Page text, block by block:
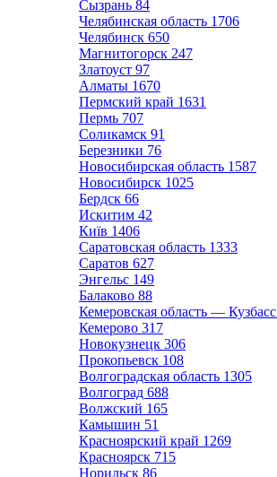
Сызрань 84
Челябинская область 1706
Челябинск 650
Магнитогорск 247
Златоуст 97
Алматы 1670
Пермский край 1631
Пермь 707
Соликамск 91
Березники 76
Новосибирская область 1587
Новосибирск 1025
Бердск 66
Искитим 42
Київ 1406
Саратовская область 1333
Саратов 627
Энгельс 149
Балаково 88
Кемеровская область — Кузбасс
Кемерово 317
Новокузнецк 306
Прокопьевск 108
Волгоградская область 1305
Волгоград 688
Волжский 165
Камышин 51
Красноярский край 1269
Красноярск 715
Норильск 86